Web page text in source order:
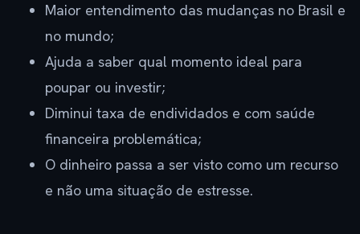
Maior entendimento das mudanças no Brasil e
no mundo;
Ajuda a saber qual momento ideal para
poupar ou investir;
Diminui taxa de endividados e com saúde
financeira problemática;
O dinheiro passa a ser visto como um recurso
e não uma situação de estresse.